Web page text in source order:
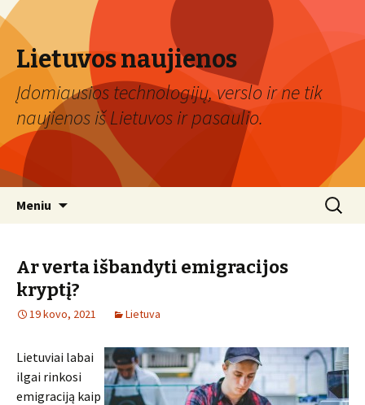
Lietuvos naujienos
Įdomiausios technologijų, verslo ir ne tik
naujienos iš Lietuvos ir pasaulio.
Meniu Ieškoti:
Ar verta išbandyti emigracijos
kryptį?
19 kovo, 2021 Lietuva
Lietuviai labai
ilgai rinkosi
emigraciją kaip